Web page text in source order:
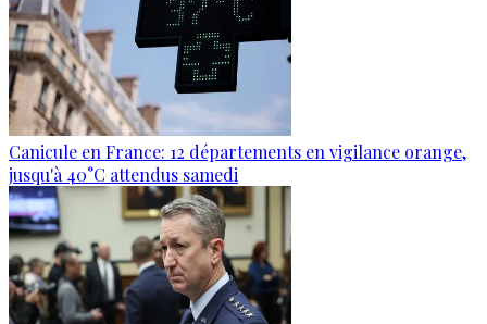
Canicule en France: 12 départements en vigilance orange,
jusqu'à 40°C attendus samedi